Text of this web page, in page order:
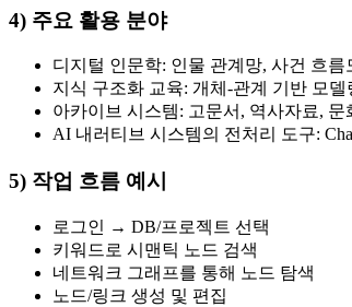
4) 주요 활용 분야
디지털 인문학: 인물 관계망, 사건 흐
지식 구조화 교육: 개체-관계 기반 모델
아카이브 시스템: 고문서, 역사자료,
AI 내러티브 시스템의 전처리 도구:
5) 작업 흐름 예시
로그인 → DB/프로젝트 선택
키워드로 시맨틱 노드 검색
네트워크 그래프를 통해 노드 탐색
노드/링크 생성 및 편집